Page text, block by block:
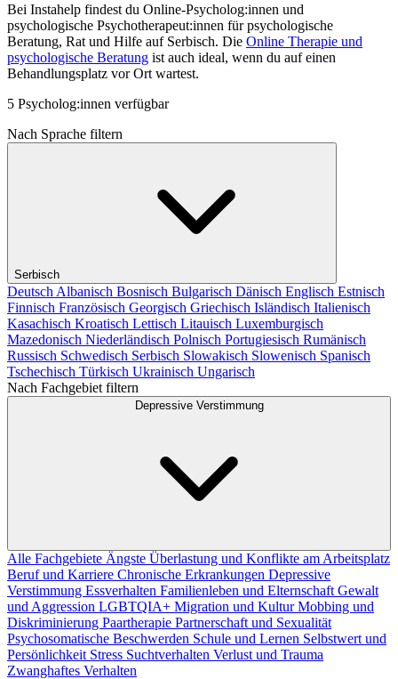
Bei Instahelp findest du Online-Psycholog:innen und
psychologische Psychotherapeut:innen für psychologische
Beratung, Rat und Hilfe auf Serbisch. Die Online Therapie und
psychologische Beratung ist auch ideal, wenn du auf einen
Behandlungsplatz vor Ort wartest.
5 Psycholog:innen verfügbar
Nach Sprache filtern
Serbisch
Deutsch Albanisch Bosnisch Bulgarisch Dänisch Englisch Estnisch
Finnisch Französisch Georgisch Griechisch Isländisch Italienisch
Kasachisch Kroatisch Lettisch Litauisch Luxemburgisch
Mazedonisch Niederländisch Polnisch Portugiesisch Rumänisch
Russisch Schwedisch Serbisch Slowakisch Slowenisch Spanisch
Tschechisch Türkisch Ukrainisch Ungarisch
Nach Fachgebiet filtern
Depressive Verstimmung
Alle Fachgebiete Ängste Überlastung und Konflikte am Arbeitsplatz
Beruf und Karriere Chronische Erkrankungen Depressive
Verstimmung Essverhalten Familienleben und Elternschaft Gewalt
und Aggression LGBTQIA+ Migration und KulturMobbing und
Diskriminierung Paartherapie Partnerschaft und Sexualität
Psychosomatische Beschwerden Schule und Lernen Selbstwert und
Persönlichkeit Stress Suchtverhalten Verlust und Trauma
Zwanghaftes Verhalten